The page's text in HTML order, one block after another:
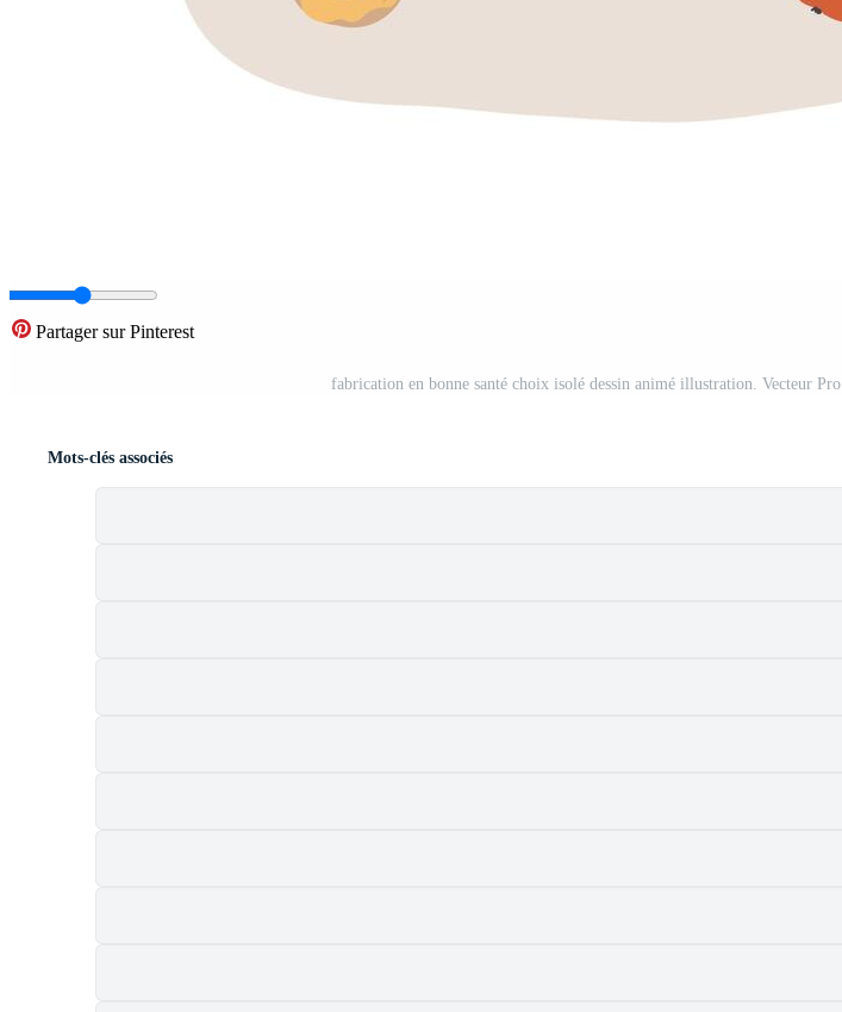
Partager sur Pinterest
fabrication en bonne santé choix isolé dessin animé illustration. Vecteur Pro
Mots-clés associés